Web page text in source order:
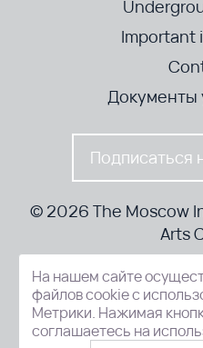
Important
Документы
Подписаться
© 2026 The Moscow
Arts
52-8, Kosmodamianskaya
На нашем сайте
файлов cookie с
Метрики. Нажимая
соглашаетесь на